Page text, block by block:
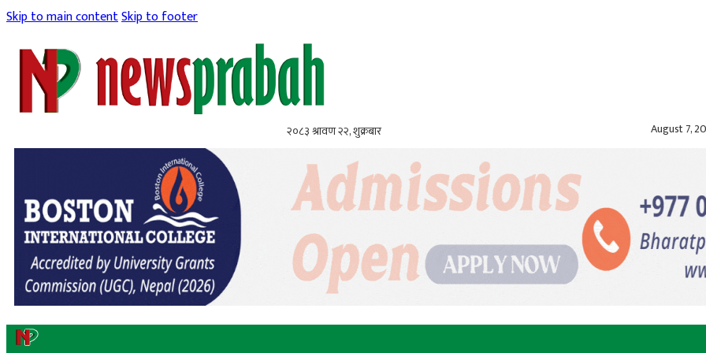
Skip to main contentSkip to footer
२०८३ श्रावण २२, शुक्रबार August 7,